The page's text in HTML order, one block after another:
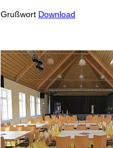
Grußwort Download